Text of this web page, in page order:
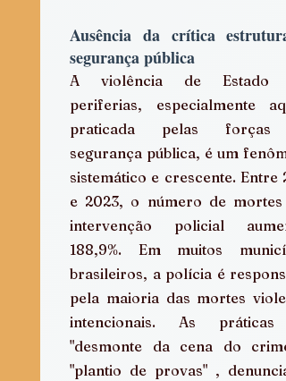
Ausência da crítica
segurança pública
A violência de Estado
periferias, especialmente
praticada pelas forças
segurança pública, é um
sistemático e crescente. Entre
e 2023, o número de mortes
intervenção policial
188,9%. Em muitos
brasileiros, a polícia é
pela maioria das mortes
intencionais. As práticas
"desmonte da cena do
"plantio de provas" ,